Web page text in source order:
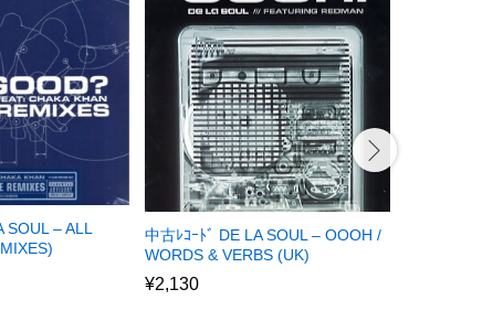
SOUL – ALL
中古ﾚｺｰﾄﾞ DE LA SOUL – OOOH /
WORDS & VERBS (UK)
¥2,130